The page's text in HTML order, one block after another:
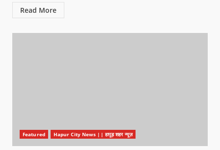
Read More
Featured Hapur City News || हापुड़ शहर न्यूज़